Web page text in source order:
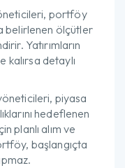
portföy
belirlenen ölçütler
Yatırımların
detaylı
piyasa
hedeflenen
planlı alım ve
başlangıçta